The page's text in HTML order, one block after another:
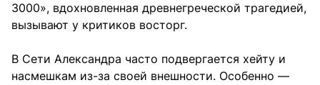
3000», вдохновленная древнегреческой трагедией,
вызывают у критиков восторг.
В Сети Александра часто подвергается хейту и
насмешкам из-за своей внешности. Особенно —